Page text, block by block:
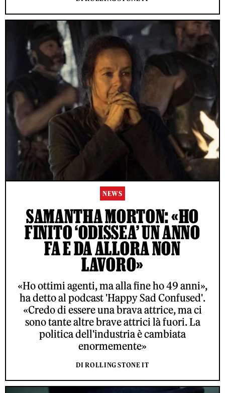
NEWS
SAMANTHA MORTON: «HO
FINITO ‘ODISSEA’ UN ANNO
FA E DA ALLORA NON
LAVORO»
«Ho ottimi agenti, ma alla fine ho 49 anni»,
ha detto al podcast 'Happy Sad Confused'.
«Credo di essere una brava attrice, ma ci
sono tante altre brave attrici là fuori. La
politica dell'industria è cambiata
enormemente»
DI ROLLING STONE IT